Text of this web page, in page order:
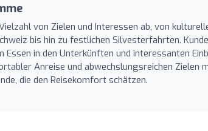
von Zielen und Interessen ab, von
bis hin zu festlichen Silvesterfahrten.
in den Unterkünften und interessanten
Anreise und abwechslungsreichen Zielen
die den Reisekomfort schätzen.